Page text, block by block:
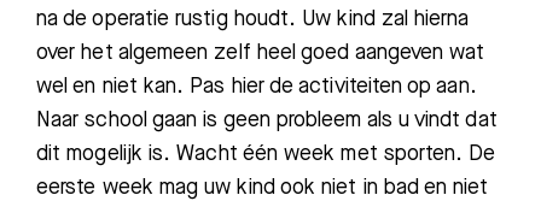
na de operatie rustig houdt. Uw kind zal hierna
over het algemeen zelf heel goed aangeven wat
wel en niet kan. Pas hier de activiteiten op aan.
Naar school gaan is geen probleem als u vindt dat
dit mogelijk is. Wacht één week met sporten. De
eerste week mag uw kind ook niet in bad en niet